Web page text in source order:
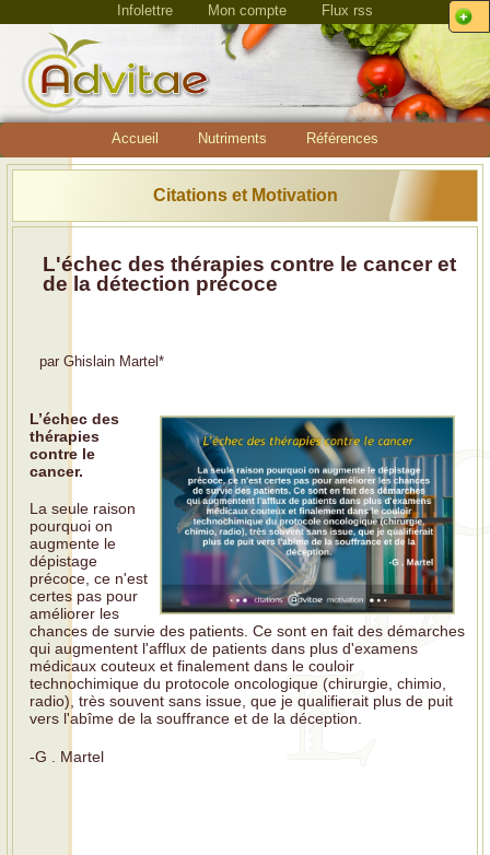
Infolettre Mon compte Flux rss
Accueil Nutriments Références
Citations et Motivation
L'échec des thérapies contre le cancer et
de la détection précoce
par Ghislain Martel *
L’échec des
thérapies
contre le
cancer.
La seule raison
pourquoi on
augmente le
dépistage
précoce, ce n'est
certes pas pour
améliorer les
chances de survie des patients. Ce sont en fait des démarches
qui augmentent l'afflux de patients dans plus d'examens
médicaux couteux et finalement dans le couloir
technochimique du protocole oncologique (chirurgie, chimio,
radio), très souvent sans issue, que je qualifierait plus de puit
vers l'abîme de la souffrance et de la déception.
-G . Martel